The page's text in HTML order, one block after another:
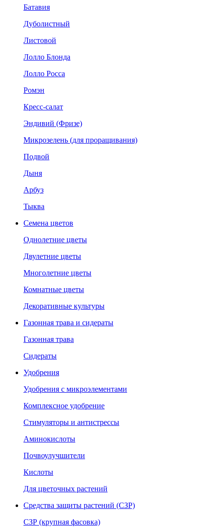
Батавия
Дуболистный
Листовой
Лолло Блонда
Лолло Росса
Ромэн
Кресс-салат
Эндивий (Фризе)
Микрозелень (для проращивания)
Подвой
Дыня
Арбуз
Тыква
Семена цветов
Однолетние цветы
Двулетние цветы
Многолетние цветы
Комнатные цветы
Декоративные культуры
Газонная трава и сидераты
Газонная трава
Сидераты
Удобрения
Удобрения с микроэлементами
Комплексное удобрение
Стимуляторы и антистрессы
Аминокислоты
Почвоулучшители
Кислоты
Для цветочных растений
Средства защиты растений (СЗР)
СЗР (крупная фасовка)